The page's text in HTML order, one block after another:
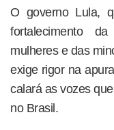
O governo Lula,
fortalecimento
mulheres e das
exige rigor na
calará as vozes
no Brasil.